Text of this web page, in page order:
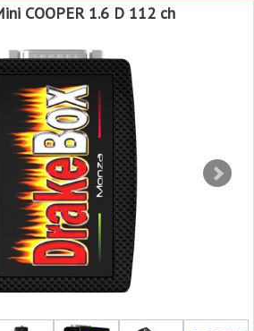
COOPER 1.6 D 112 ch